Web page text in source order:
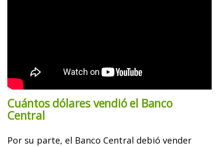
Cuántos dólares vendió el Banco
Central
Por su parte, el Banco Central debió vender